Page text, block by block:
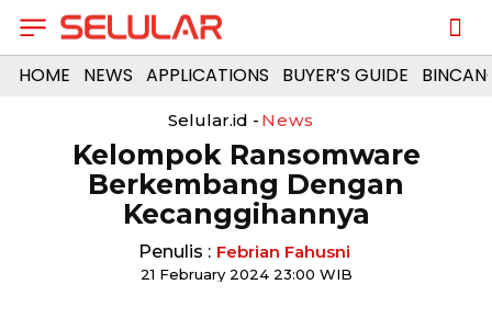
HOME NEWS APPLICATIONS BUYER’S GUIDE
Selular.id - News
Kelompok Ransomware
Berkembang Dengan
Kecanggihannya
Penulis : Febrian Fahusni
21 February 2024 23:00 WIB